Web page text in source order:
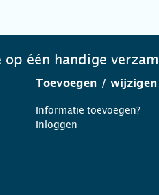
één handige
Toevoegen / wijzigen
Informatie toevoegen?
Inloggen